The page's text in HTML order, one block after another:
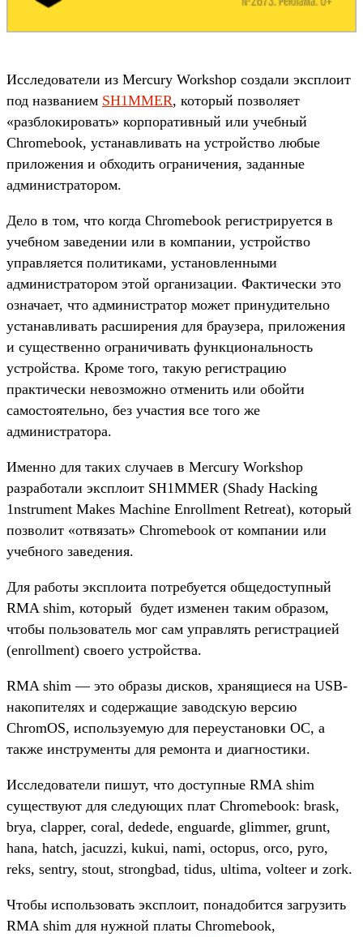
Исследователи из Mercury Workshop создали эксплоит
под названием SH1MMER, который позволяет
«разблокировать» корпоративный или учебный
Chromebook, устанавливать на устройство любые
приложения и обходить ограничения, заданные
администратором.
Дело в том, что когда Chromebook регистрируется в
учебном заведении или в компании, устройство
управляется политиками, установленными
администратором этой организации. Фактически это
означает, что администратор может принудительно
устанавливать расширения для браузера, приложения
и существенно ограничивать функциональность
устройства. Кроме того, такую регистрацию
практически невозможно отменить или обойти
самостоятельно, без участия все того же
администратора.
Именно для таких случаев в Mercury Workshop
разработали эксплоит SH1MMER (Shady Hacking
1nstrument Makes Machine Enrollment Retreat), который
позволит «отвязать» Chromebook от компании или
учебного заведения.
Для работы эксплоита потребуется общедоступный
RMA shim, который будет изменен таким образом,
чтобы пользователь мог сам управлять регистрацией
(enrollment) своего устройства.
RMA shim — это образы дисков, хранящиеся на USB-
накопителях и содержащие заводскую версию
ChromOS, используемую для переустановки ОС, а
также инструменты для ремонта и диагностики.
Исследователи пишут, что доступные RMA shim
существуют для следующих плат Chromebook: brask,
brya, clapper, coral, dedede, enguarde, glimmer, grunt,
hana, hatch, jacuzzi, kukui, nami, octopus, orco, pyro,
reks, sentry, stout, strongbad, tidus, ultima, volteer и zork.
Чтобы использовать эксплоит, понадобится загрузить
RMA shim для нужной платы Chromebook,